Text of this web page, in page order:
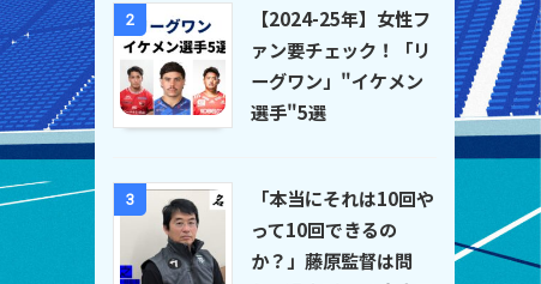
2
【2024-25年】女性フ
ァン要チェック！「リ
ーグワン」"イケメン
選手"5選
3
「本当にそれは10回や
って10回できるの
か？」藤原監督は問